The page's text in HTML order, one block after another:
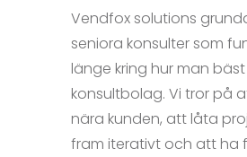
Vendfox solutions
seniora konsulter som
länge kring hur man
konsultbolag. Vi tror på
nära kunden, att låta
fram iterativt och att ha